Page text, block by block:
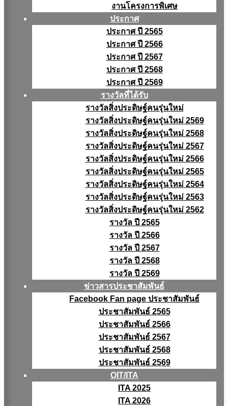
งานโครงการพิเศษ
ประกาศ
ประกาศ ปี 2565
ประกาศ ปี 2566
ประกาศ ปี 2567
ประกาศ ปี 2568
ประกาศ ปี 2569
รางวัลที่ได้รับ
รางวัลสิ่งประดิษฐ์คนรุ่นใหม่
รางวัลสิ่งประดิษฐ์คนรุ่นใหม่ 2569
รางวัลสิ่งประดิษฐ์คนรุ่นใหม่ 2568
รางวัลสิ่งประดิษฐ์คนรุ่นใหม่ 2567
รางวัลสิ่งประดิษฐ์คนรุ่นใหม่ 2566
รางวัลสิ่งประดิษฐ์คนรุ่นใหม่ 2565
รางวัลสิ่งประดิษฐ์คนรุ่นใหม่ 2564
รางวัลสิ่งประดิษฐ์คนรุ่นใหม่ 2563
รางวัลสิ่งประดิษฐ์คนรุ่นใหม่ 2562
รางวัล ปี 2565
รางวัล ปี 2566
รางวัล ปี 2567
รางวัล ปี 2568
รางวัล ปี 2569
ข่าวสารประชาสัมพันธ์
Facebook Fan page ประชาสัมพันธ์
ประชาสัมพันธ์ 2565
ประชาสัมพันธ์ 2566
ประชาสัมพันธ์ 2567
ประชาสัมพันธ์ 2568
ประชาสัมพันธ์ 2569
OIT/ITA
ITA 2025
ITA 2026